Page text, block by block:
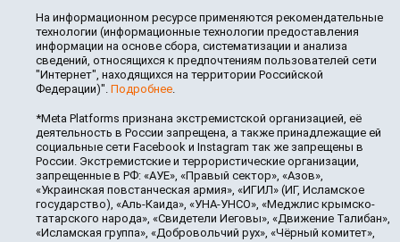
На информационном ресурсе применяются рекомендательные
технологии (информационные технологии предоставления
информации на основе сбора, систематизации и анализа
сведений, относящихся к предпочтениям пользователей сети
"Интернет", находящихся на территории Российской
Федерации)". Подробнее.
*Meta Platforms признана экстремистской организацией, её
деятельность в России запрещена, а также принадлежащие ей
социальные сети Facebook и Instagram так же запрещены в
России. Экстремистские и террористические организации,
запрещенные в РФ: «АУЕ», «Правый сектор», «Азов»,
«Украинская повстанческая армия», «ИГИЛ» (ИГ, Исламское
государство), «Аль-Каида», «УНА-УНСО», «Меджлис крымско-
татарского народа», «Свидетели Иеговы», «Движение Талибан»,
«Исламская группа», «Добровольчий рух», «Чёрный комитет»,